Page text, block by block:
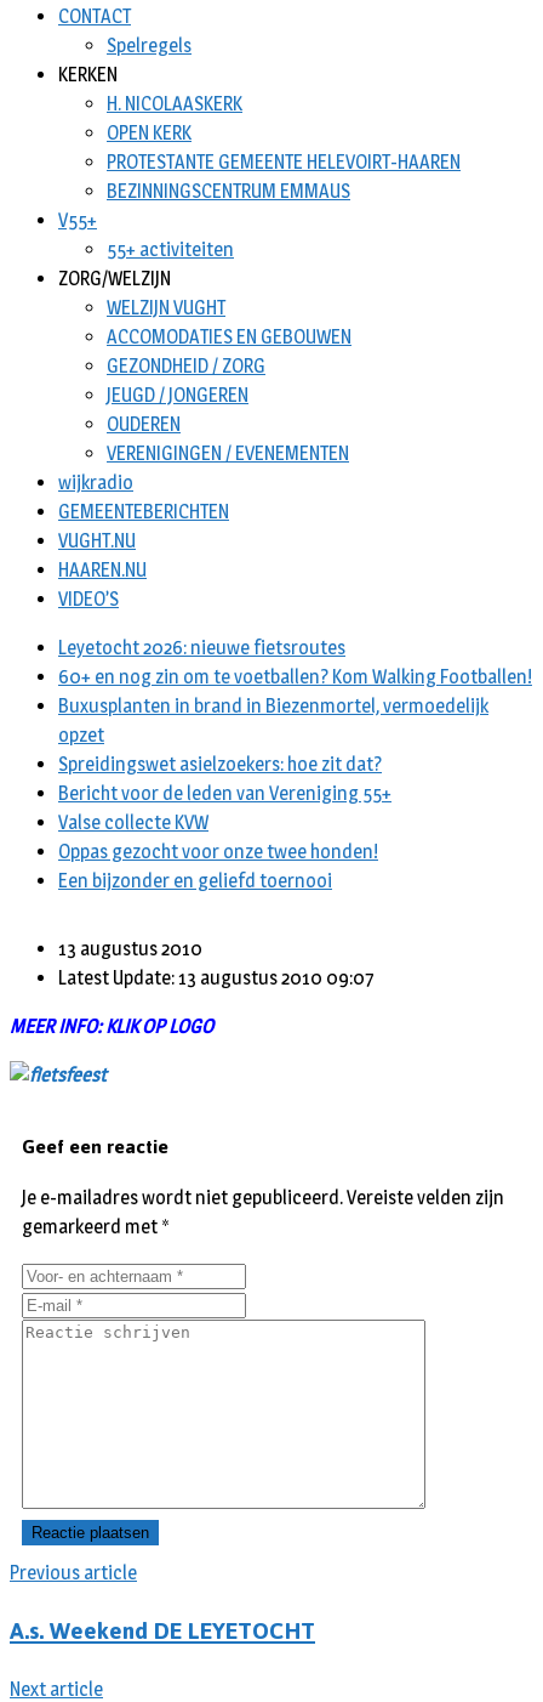
CONTACT
Spelregels
KERKEN
H. NICOLAASKERK
OPEN KERK
PROTESTANTE GEMEENTE HELEVOIRT-HAAREN
BEZINNINGSCENTRUM EMMAUS
V55+
55+ activiteiten
ZORG/WELZIJN
WELZIJN VUGHT
ACCOMODATIES EN GEBOUWEN
GEZONDHEID / ZORG
JEUGD / JONGEREN
OUDEREN
VERENIGINGEN / EVENEMENTEN
wijkradio
GEMEENTEBERICHTEN
VUGHT.NU
HAAREN.NU
VIDEO’S
Leyetocht 2026: nieuwe fietsroutes
60+ en nog zin om te voetballen? Kom Walking Footballen!
Buxusplanten in brand in Biezenmortel, vermoedelijk
opzet
Spreidingswet asielzoekers: hoe zit dat?
Bericht voor de leden van Vereniging 55+
Valse collecte KVW
Oppas gezocht voor onze twee honden!
Een bijzonder en geliefd toernooi
13 augustus 2010
Latest Update: 13 augustus 2010 09:07
MEER INFO: KLIK OP LOGO
Previous article
A.s. Weekend DE LEYETOCHT
Next article
Geef een reactie
Je e-mailadres wordt niet gepubliceerd.Vereiste velden zijn
gemarkeerd met *